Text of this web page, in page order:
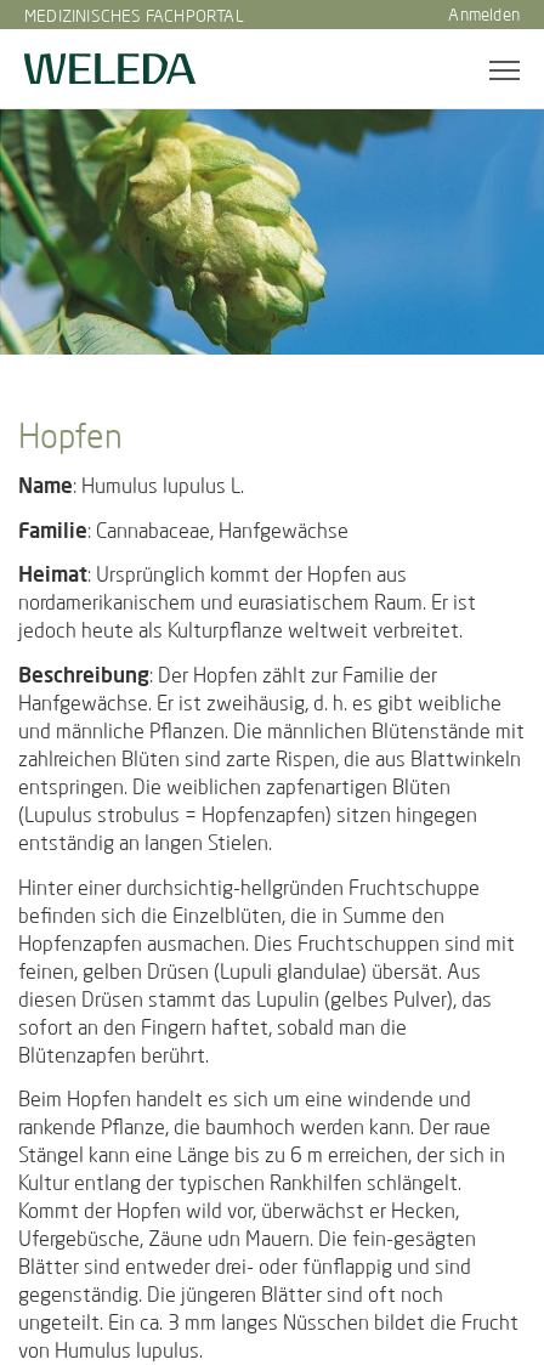
MEDIZINISCHES FACHPORTAL Anmelden
Hopfen
Name: Humulus lupulus L.
Familie: Cannabaceae, Hanfgewächse
Heimat: Ursprünglich kommt der Hopfen aus
nordamerikanischem und eurasiatischem Raum. Er ist
jedoch heute als Kulturpflanze weltweit verbreitet.
Beschreibung: Der Hopfen zählt zur Familie der
Hanfgewächse. Er ist zweihäusig, d. h. es gibt weibliche
und männliche Pflanzen. Die männlichen Blütenstände mit
zahlreichen Blüten sind zarte Rispen, die aus Blattwinkeln
entspringen. Die weiblichen zapfenartigen Blüten
(Lupulus strobulus = Hopfenzapfen) sitzen hingegen
entständig an langen Stielen.
Hinter einer durchsichtig-hellgründen Fruchtschuppe
befinden sich die Einzelblüten, die in Summe den
Hopfenzapfen ausmachen. Dies Fruchtschuppen sind mit
feinen, gelben Drüsen (Lupuli glandulae) übersät. Aus
diesen Drüsen stammt das Lupulin (gelbes Pulver), das
sofort an den Fingern haftet, sobald man die
Blütenzapfen berührt.
Beim Hopfen handelt es sich um eine windende und
rankende Pflanze, die baumhoch werden kann. Der raue
Stängel kann eine Länge bis zu 6 m erreichen, der sich in
Kultur entlang der typischen Rankhilfen schlängelt.
Kommt der Hopfen wild vor, überwächst er Hecken,
Ufergebüsche, Zäune udn Mauern. Die fein-gesägten
Blätter sind entweder drei- oder fünflappig und sind
gegenständig. Die jüngeren Blätter sind oft noch
ungeteilt. Ein ca. 3 mm langes Nüsschen bildet die Frucht
von Humulus lupulus.